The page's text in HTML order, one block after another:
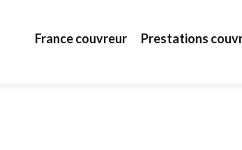
France couvreur Prestations